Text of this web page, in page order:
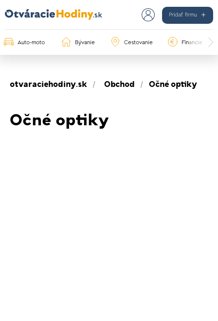
Pridať firmu
Auto-moto Bývanie Cestovanie Financie
otvaraciehodiny.sk Obchod Očné optiky
Očné optiky